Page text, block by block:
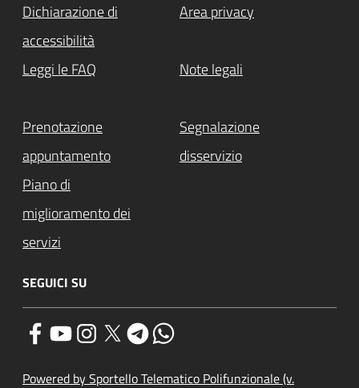
Dichiarazione di
accessibilità
Area privacy
Leggi le FAQ Note legali
Prenotazione
appuntamento
Segnalazione
disservizio
Piano di
miglioramento dei
servizi
SEGUICI SU
Powered by Sportello Telematico Polifunzionale (v.